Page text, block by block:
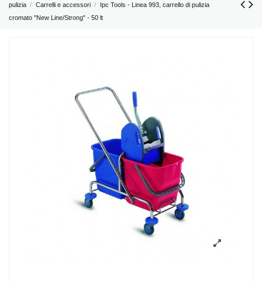
pulizia
Carrelli e accessori
Ipc Tools - Linea 993, carrello di pulizia
cromato "New Line/Strong" - 50 lt